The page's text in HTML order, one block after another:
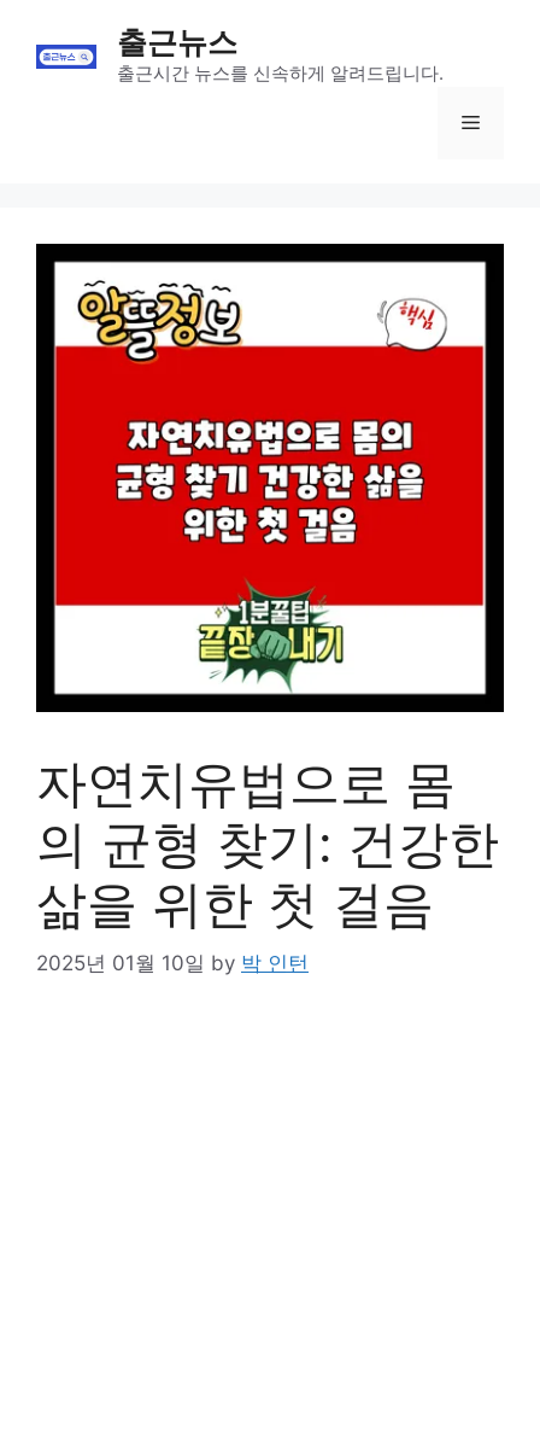
content
출근뉴스
출근시간 뉴스를 신속하게 알려드립니다.
Menu
자연치유법으로 몸
의 균형 찾기: 건강한
삶을 위한 첫 걸음
2025년 01월 10일 by 박 인턴